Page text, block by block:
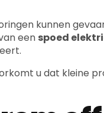
kunnen
een spoed
u dat kleine